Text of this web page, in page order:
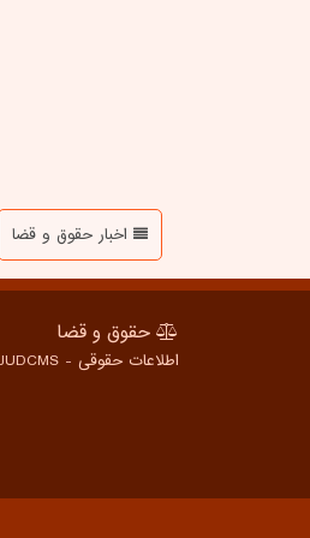
اخبار حقوق و قضا
حقوق و قضا
اطلاعات حقوقی - JUDCMS، مرجع کامل اطلاعات حقوقی و قضایی برای همه، از شهروندان عادی تا متخصصین